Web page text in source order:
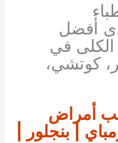
أفضل ١٠ أطباء
أفضل
في
كوتشي،
أمراض
| بنجلور |